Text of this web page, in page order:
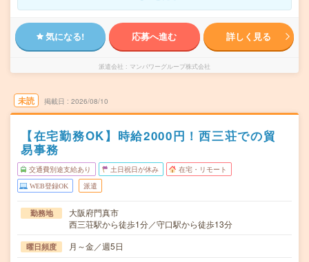
気になる! 応募へ進む 詳しく見る
派遣会社 マンパワーグループ株式会社
未読 掲載日 2026/08/10
【在宅勤務OK】時給2000円！西三荘での貿
易事務
交通費別途支給あり 土日祝日が休み 在宅・リモート
WEB登録OK 派遣
勤務地
大阪府門真市
西三荘駅から徒歩1分／守口駅から徒歩13分
曜日頻度 月～金／週5日